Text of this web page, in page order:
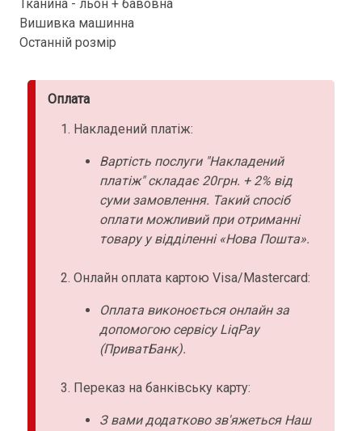
Тканина - льон + бавовна
Вишивка машинна
Останній розмір
Оплата
Накладений платіж:
Вартість послуги "Накладений
платіж" складає 20грн. + 2% від
суми замовлення. Такий спосіб
оплати можливий при отриманні
товару у відділенні «Нова Пошта».
Онлайн оплата картою Visa/Mastercard:
Оплата виконоється онлайн за
допомогою сервісу LiqPay
(ПриватБанк).
Переказ на банківську карту:
З вами додатково зв'яжеться Наш